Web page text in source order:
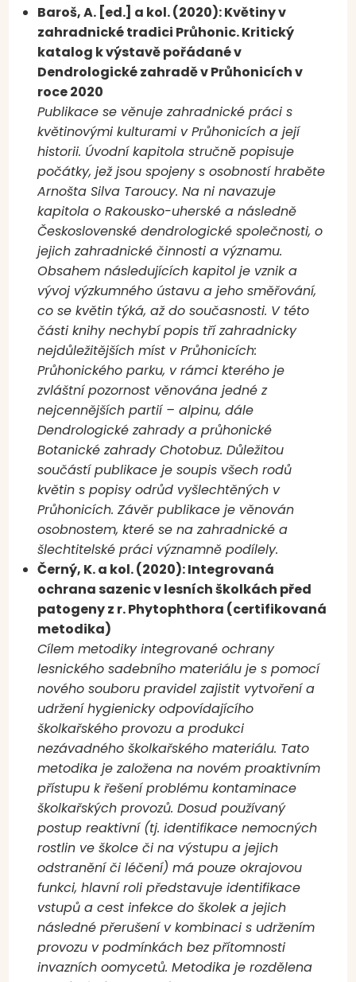
Baroš, A. [ed.] a kol. (2020): Květiny v
zahradnické tradici Průhonic. Kritický
katalog k výstavě pořádané v
Dendrologické zahradě v Průhonicích v
roce 2020
Publikace se věnuje zahradnické práci s
květinovými kulturami v Průhonicích a její
historii. Úvodní kapitola stručně popisuje
počátky, jež jsou spojeny s osobností hraběte
Arnošta Silva Taroucy. Na ni navazuje
kapitola o Rakousko-uherské a následně
Československé dendrologické společnosti, o
jejich zahradnické činnosti a významu.
Obsahem následujících kapitol je vznik a
vývoj výzkumného ústavu a jeho směřování,
co se květin týká, až do současnosti. V této
části knihy nechybí popis tří zahradnicky
nejdůležitějších míst v Průhonicích:
Průhonického parku, v rámci kterého je
zvláštní pozornost věnována jedné z
nejcennějších partií – alpinu, dále
Dendrologické zahrady a průhonické
Botanické zahrady Chotobuz. Důležitou
součástí publikace je soupis všech rodů
květin s popisy odrůd vyšlechtěných v
Průhonicích. Závěr publikace je věnován
osobnostem, které se na zahradnické a
šlechtitelské práci významně podílely.
Černý, K. a kol. (2020): Integrovaná
ochrana sazenic v lesních školkách před
patogeny z r. Phytophthora (certifikovaná
metodika)
Cílem metodiky integrované ochrany
lesnického sadebního materiálu je s pomocí
nového souboru pravidel zajistit vytvoření a
udržení hygienicky odpovídajícího
školkařského provozu a produkci
nezávadného školkařského materiálu. Tato
metodika je založena na novém proaktivním
přístupu k řešení problému kontaminace
školkařských provozů. Dosud používaný
postup reaktivní (tj. identifikace nemocných
rostlin ve školce či na výstupu a jejich
odstranění či léčení) má pouze okrajovou
funkci, hlavní roli představuje identifikace
vstupů a cest infekce do školek a jejich
následné přerušení v kombinaci s udržením
provozu v podmínkách bez přítomnosti
invazních oomycetů. Metodika je rozdělena